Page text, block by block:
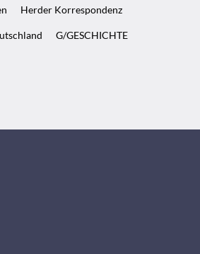
Herder Korrespondenz
G/GESCHICHTE